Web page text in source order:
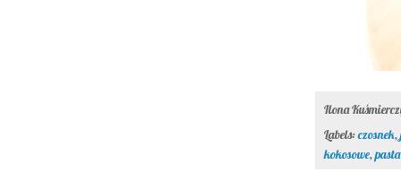
Ilona
Labels:czosnek,
kokosowe,